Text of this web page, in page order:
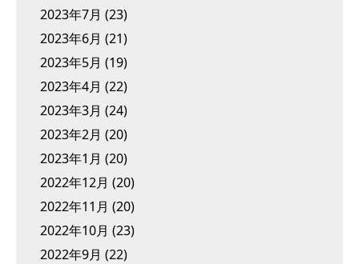
2023年7月 (23)
2023年6月 (21)
2023年5月 (19)
2023年4月 (22)
2023年3月 (24)
2023年2月 (20)
2023年1月 (20)
2022年12月 (20)
2022年11月 (20)
2022年10月 (23)
2022年9月 (22)